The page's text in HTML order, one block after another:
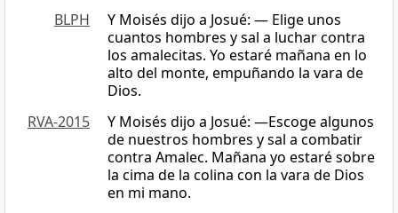
BLPH
Y Moisés dijo a Josué: — Elige unos
cuantos hombres y sal a luchar contra
los amalecitas. Yo estaré mañana en lo
alto del monte, empuñando la vara de
Dios.
RVA-2015
Y Moisés dijo a Josué: —Escoge algunos
de nuestros hombres y sal a combatir
contra Amalec. Mañana yo estaré sobre
la cima de la colina con la vara de Dios
en mi mano.